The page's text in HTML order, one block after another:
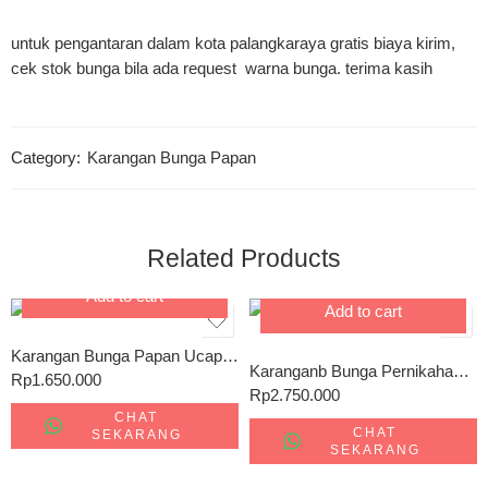
untuk pengantaran dalam kota palangkaraya gratis biaya kirim,
cek stok bunga bila ada request warna bunga. terima kasih
Category: Karangan Bunga Papan
Related Products
Add to cart
Karangan Bunga Papan Ucapan 003
Rp1.650.000
CHAT
SEKARANG
Add to cart
Karanganb Bunga Pernikahan Palangkaraya 009
Rp2.750.000
CHAT
SEKARANG